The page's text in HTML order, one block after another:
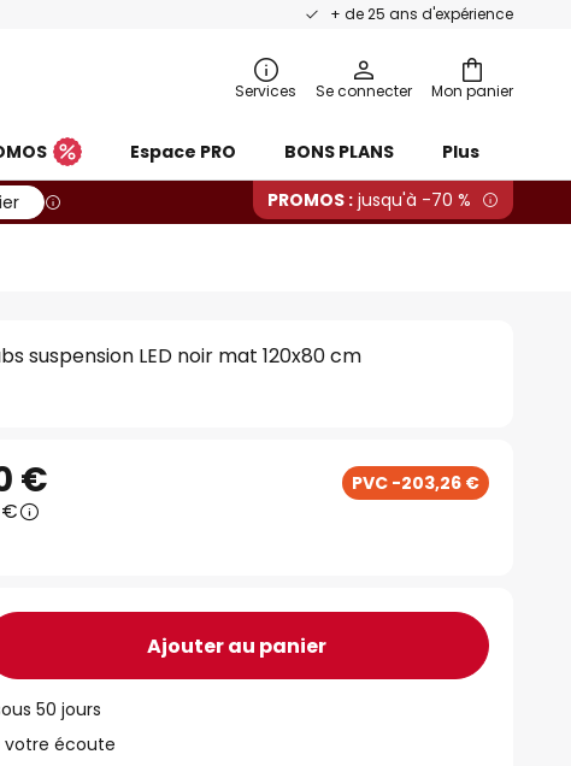
+ de 25 ans d'expérience
Mon panier
Services Se connecter
Espace PRO BONS PLANS Plus
PROMOS : jusqu'à -70 %
suspension LED noir mat 120x80 cm
€ PVC -203,26 €
€
Ajouter au panier
50 jours
votre écoute